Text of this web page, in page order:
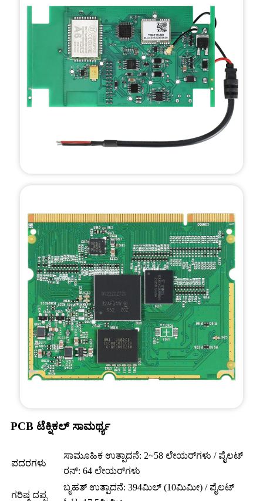
PCB ಟೆಕ್ನಿಕಲ್ ಸಾಮರ್ಥ್ಯ
ಪದರಗಳು
ಸಾಮೂಹಿಕ ಉತ್ಪಾದನೆ: 2~58 ಲೇಯರ್‌ಗಳು / ಪೈಲಟ್
ರನ್: 64 ಲೇಯರ್‌ಗಳು
ಗರಿಷ್ಠ ದಪ್ಪ
ಬೃಹತ್ ಉತ್ಪಾದನೆ: 394ಮಿಲ್ (10ಮಿಮೀ) / ಪೈಲಟ್